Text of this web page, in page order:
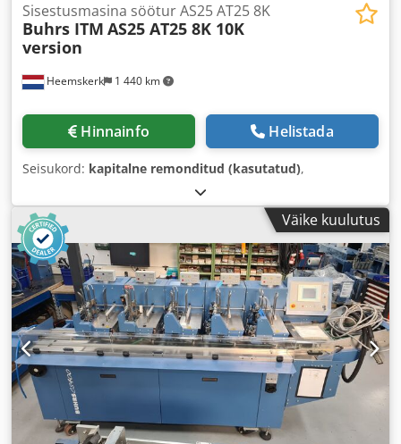
Heemskerk 1 440 km
Sisestusmasina söötur AS25 AT25 8K
Buhrs ITM AS25 AT25 8K 10K
version
Hinnainfo Helistada
Seisukord: kapitalne remonditud (kasutatud),
Väike kuulutus